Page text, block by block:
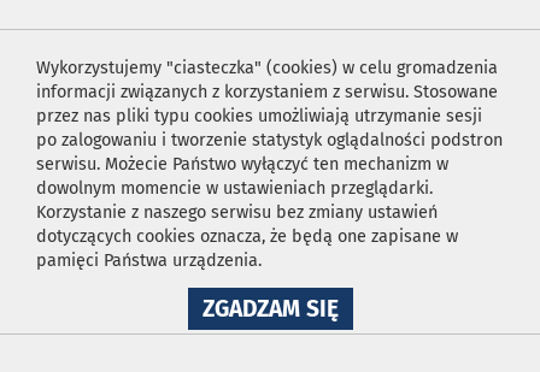
Wykorzystujemy "ciasteczka" (cookies) w celu gromadzenia
informacji związanych z korzystaniem z serwisu. Stosowane
przez nas pliki typu cookies umożliwiają utrzymanie sesji
po zalogowaniu i tworzenie statystyk oglądalności podstron
serwisu. Możecie Państwo wyłączyć ten mechanizm w
dowolnym momencie w ustawieniach przeglądarki.
Korzystanie z naszego serwisu bez zmiany ustawień
dotyczących cookies oznacza, że będą one zapisane w
pamięci Państwa urządzenia.
ZGADZAM SIĘNA
WYKORZYSTANIE